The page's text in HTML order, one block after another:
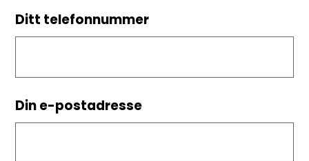
Ditt telefonnummer
Din e-postadresse